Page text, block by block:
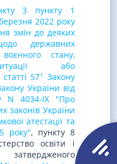
3 пункту 1
2022 року
змін до деяких
державних
стану,
або
статті 571
Закону
України від
N 4034-IX "Про
законів України
атестації та
року", пункту 8
освіти і